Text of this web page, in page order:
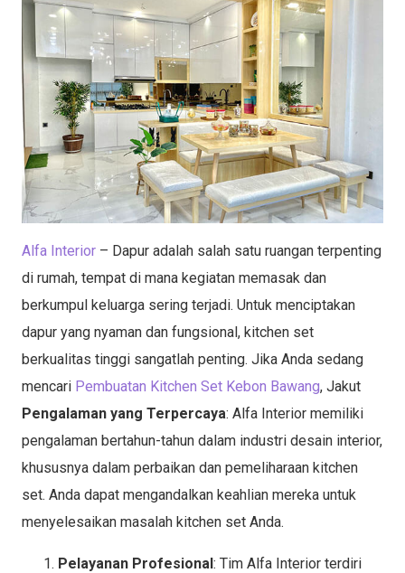
Alfa Interior – Dapur adalah salah satu ruangan terpenting
di rumah, tempat di mana kegiatan memasak dan
berkumpul keluarga sering terjadi. Untuk menciptakan
dapur yang nyaman dan fungsional, kitchen set
berkualitas tinggi sangatlah penting. Jika Anda sedang
mencari Pembuatan Kitchen Set Kebon Bawang, Jakut
Pengalaman yang Terpercaya: Alfa Interior memiliki
pengalaman bertahun-tahun dalam industri desain interior,
khususnya dalam perbaikan dan pemeliharaan kitchen
set. Anda dapat mengandalkan keahlian mereka untuk
menyelesaikan masalah kitchen set Anda.
Pelayanan Profesional: Tim Alfa Interior terdiri